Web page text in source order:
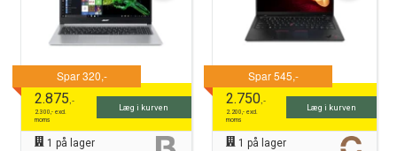
2.875,-
2.300,- excl.
moms
Læg i kurven
1 på lager
2.750,-
2.200,- excl.
moms
Læg i kurven
1 på lager